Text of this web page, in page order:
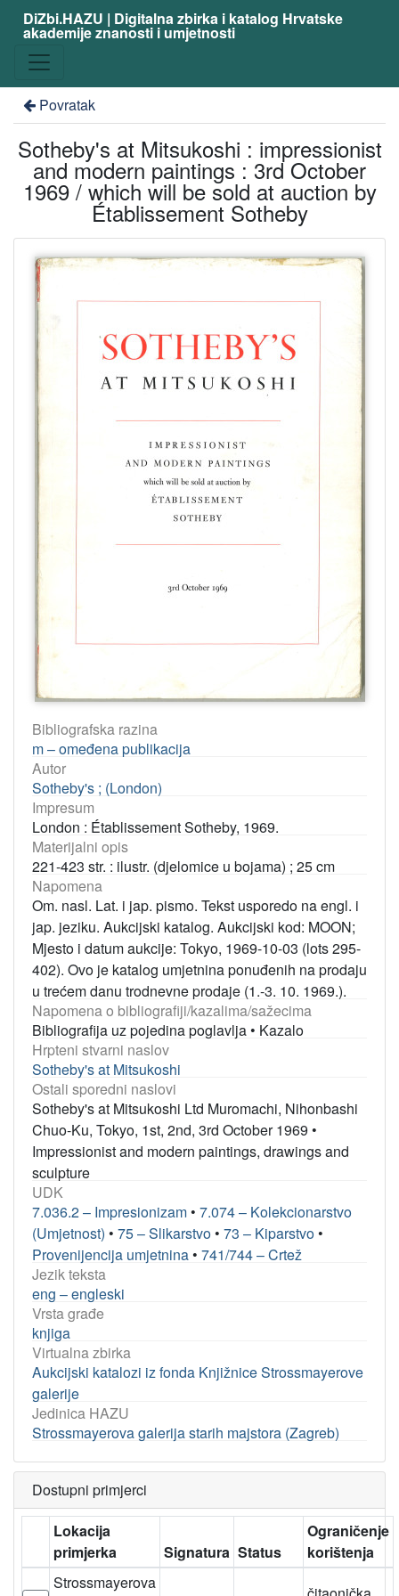
DiZbi.HAZU | Digitalna zbirka i katalog Hrvatske
akademije znanosti i umjetnosti
Povratak
Sotheby's at Mitsukoshi : impressionist
and modern paintings : 3rd October
1969 / which will be sold at auction by
Établissement Sotheby
Bibliografska razina
m – omeđena publikacija
Autor
Sotheby's ; (London)
Impresum
London : Établissement Sotheby, 1969.
Materijalni opis
221-423 str. : ilustr. (djelomice u bojama) ; 25 cm
Napomena
Om. nasl. Lat. i jap. pismo. Tekst usporedo na engl. i
jap. jeziku. Aukcijski katalog. Aukcijski kod: MOON;
Mjesto i datum aukcije: Tokyo, 1969-10-03 (lots 295-
402). Ovo je katalog umjetnina ponuđenih na prodaju
u trećem danu trodnevne prodaje (1.-3. 10. 1969.).
Napomena o bibliografiji/kazalima/sažecima
Bibliografija uz pojedina poglavlja • Kazalo
Hrpteni stvarni naslov
Sotheby's at Mitsukoshi
Ostali sporedni naslovi
Sotheby's at Mitsukoshi Ltd Muromachi, Nihonbashi
Chuo-Ku, Tokyo, 1st, 2nd, 3rd October 1969 •
Impressionist and modern paintings, drawings and
sculpture
UDK
7.036.2 – Impresionizam • 7.074 – Kolekcionarstvo
(Umjetnost) • 75 – Slikarstvo • 73 – Kiparstvo •
Provenijencija umjetnina • 741/744 – Crtež
Jezik teksta
eng – engleski
Vrsta građe
knjiga
Virtualna zbirka
Aukcijski katalozi iz fonda Knjižnice Strossmayerove
galerije
Jedinica HAZU
Strossmayerova galerija starih majstora (Zagreb)
Dostupni primjerci
Lokacija
primjerka
Signatura Status
Ograničenje
korištenja
Strossmayerova